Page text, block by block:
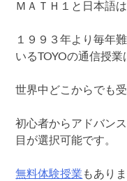
ＭＡＴＨ１と日本語
１９９３年より毎年
いるTOYOの通信授業
世界中どこからでも受
初心者からアドバン
目が選択可能です。
無料体験授業 もあり